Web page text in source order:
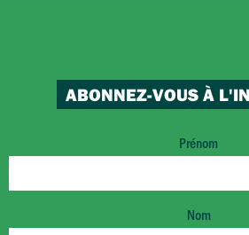
ABONNEZ-VOUS À
Prénom
Nom